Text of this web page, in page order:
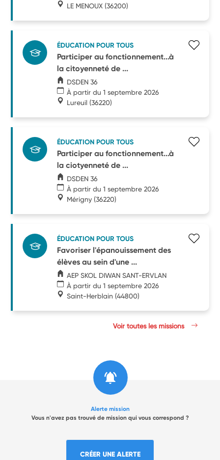
LE MENOUX (36200)
ÉDUCATION POUR TOUS
Participer au fonctionnement...à
la citoyenneté de ...
DSDEN 36
À partir du 1 septembre 2026
Lureuil (36220)
ÉDUCATION POUR TOUS
Participer au fonctionnement...à
la ciotyenneté de ...
DSDEN 36
À partir du 1 septembre 2026
Mérigny (36220)
ÉDUCATION POUR TOUS
Favoriser l'épanouissement des
élèves au sein d'une ...
AEP SKOL DIWAN SANT-ERVLAN
À partir du 1 septembre 2026
Saint-Herblain (44800)
Voir toutes les missions
Alerte mission
Vous n'avez pas trouvé de mission qui vous correspond ?
CRÉER UNE ALERTE